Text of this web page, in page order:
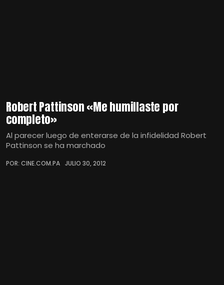
Robert Pattinson «Me humillaste por
completo»
Al parecer luego de enterarse de la infidelidad Robert
Pattinson se ha marchado
POR: CINE.COM.PA JULIO 30, 2012